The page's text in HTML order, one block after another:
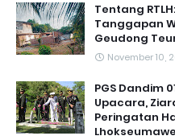
Tentang
Tanggapan
Geudong
November 10,
PGS Dandim
Upacara,
Peringatan
Lhokseumawe